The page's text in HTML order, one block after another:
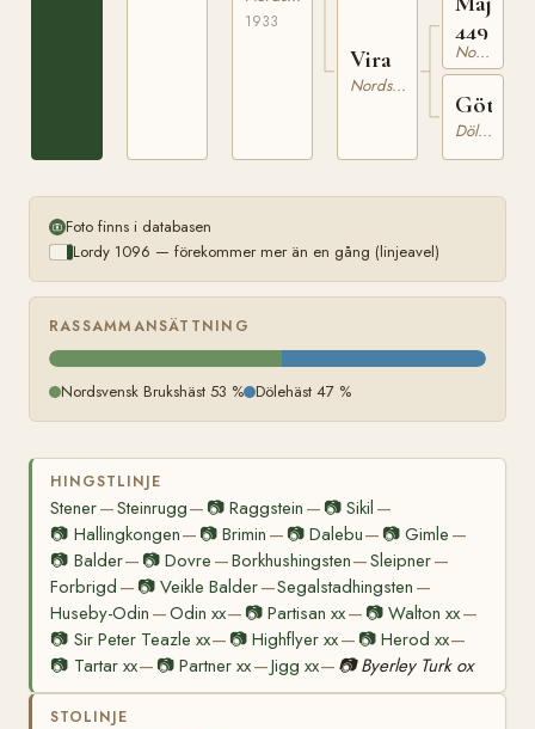
1933
Vira
Nordsvensk Brukshäst
449
Nordsvensk Brukshäst
Göta
Dölehäst
Foto finns i databasen
Lordy 1096 — förekommer mer än en gång (linjeavel)
RASSAMMANSÄTTNING
Nordsvensk Brukshäst 53 % Dölehäst 47 %
HINGSTLINJE
Stener—Steinrugg— 📷Raggstein — 📷Sikil —
📷 Hallingkongen— 📷Brimin — 📷 Dalebu— 📷 Gimle —
📷 Balder— 📷Dovre —Borkhushingsten—Sleipner—
Forbrigd — 📷Veikle Balder—Segalstadhingsten —
Huseby-Odin —Odin xx— 📷Partisan xx— 📷Walton xx—
📷 Sir Peter Teazle xx— 📷Highflyer xx— 📷 Herod xx—
📷 Tartar xx— 📷Partner xx—Jigg xx— 📷 Byerley Turk ox
STOLINJE